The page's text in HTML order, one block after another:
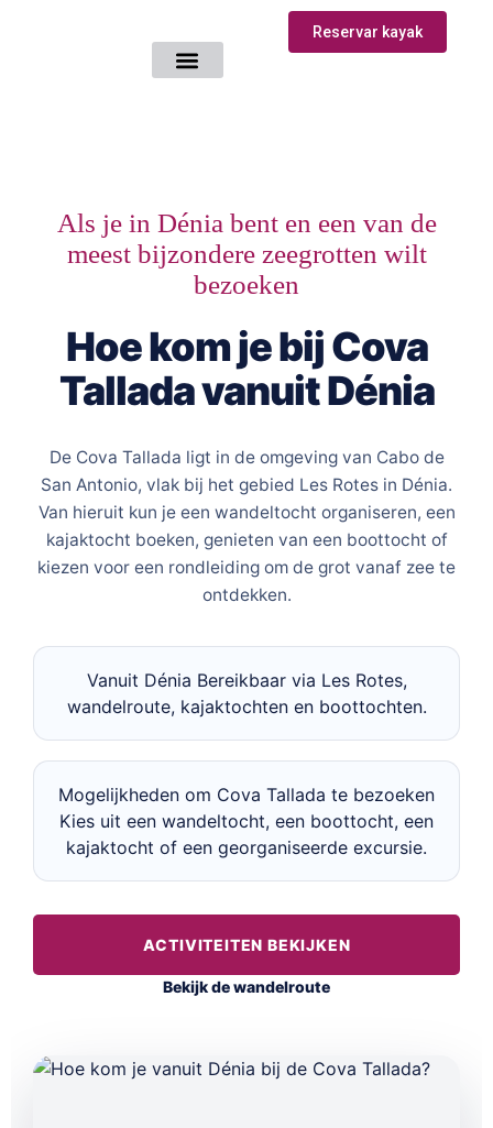
Reservar kayak
Als je in Dénia bent en een van de
meest bijzondere zeegrotten wilt
bezoeken
Hoe kom je bij Cova
Tallada vanuit Dénia
De Cova Tallada ligt in de omgeving van Cabo de
San Antonio, vlak bij het gebied Les Rotes in Dénia.
Van hieruit kun je een wandeltocht organiseren, een
kajaktocht boeken, genieten van een boottocht of
kiezen voor een rondleiding om de grot vanaf zee te
ontdekken.
Vanuit Dénia Bereikbaar via Les Rotes,
wandelroute, kajaktochten en boottochten.
Mogelijkheden om Cova Tallada te bezoeken
Kies uit een wandeltocht, een boottocht, een
kajaktocht of een georganiseerde excursie.
ACTIVITEITEN BEKIJKEN
Bekijk de wandelroute